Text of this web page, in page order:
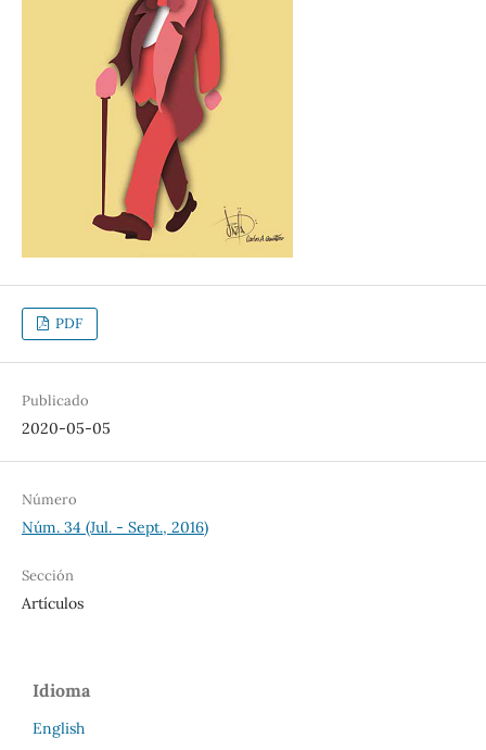
PDF
Publicado
2020-05-05
Número
Núm. 34 (Jul. - Sept., 2016)
Sección
Artículos
Idioma
English